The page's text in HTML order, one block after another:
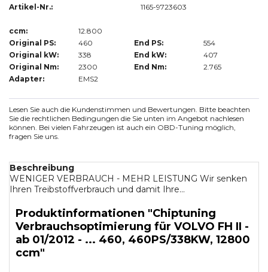
Artikel-Nr.: 1165-9723603
ccm:
12.800
Original PS:
460 End PS:
554
Original kW:
338 End kW:
407
Original Nm:
2300 End Nm:
2.765
Adapter:
EMS2
Lesen Sie auch die Kundenstimmen und Bewertungen. Bitte beachten
Sie die rechtlichen Bedingungen die Sie unten im Angebot nachlesen
können. Bei vielen Fahrzeugen ist auch ein OBD-Tuning möglich,
fragen Sie uns.
Beschreibung
WENIGER VERBRAUCH - MEHR LEISTUNG Wir senken
Ihren Treibstoffverbrauch und damit Ihre...
Produktinformationen "Chiptuning
Verbrauchsoptimierung für VOLVO FH II -
ab 01/2012 - ... 460, 460PS/338KW, 12800
ccm"